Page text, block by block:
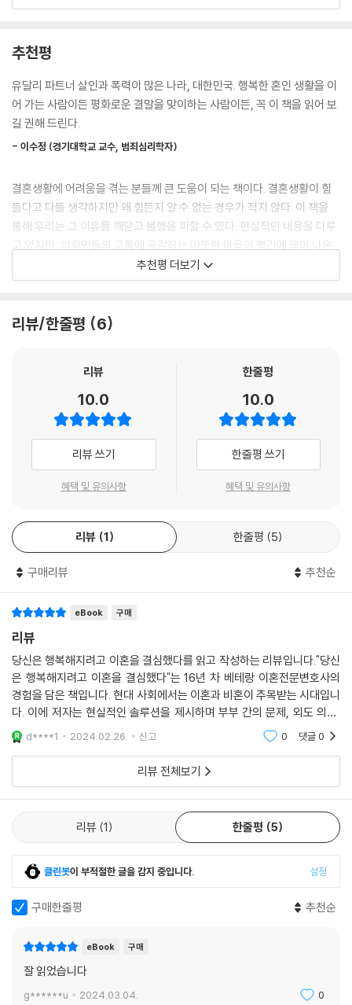
한 문제를 다른 사람에게 굳이 공개할 필요까지는 없으니 그저 뭉뚱그려
과 고통, 불행이 숨어 있을 것으로 짐작하면 됩니다.
혼인 전이나 혼인 후에도 부부간이나 가족 사이에서도 계약서나 이에 준하
는 서면을 작성하는 것은 긍정적으로 평가합니다. ‘계약’이라는 것은 일종
의 당사자 사이의 약속입니다. 약속은 반드시 지켜야 합니다. 그런데 같은
약속은 그 느낌과 효력도 다릅니다. 만약 법적 분쟁까지 가게 된다면, 말로
해서 증거가 없는 약속은 ’없는 약속’이나 마찬가지입니다. 당사자가 알고
하늘이 알아도 법정의 판사가 알지 못하는 약속은 아무 소용이 없는 것입
니다.
우자의 행동을 조사한 결과 기혼여성 반 이상이 남편의 ‘효심’을 꼽았습니
다. 무턱대고 효자를 나무라는 것은 아니고 소위 ‘리모컨 효도’를 감행하는
이래라저래라 지시하며 아내를 효도의 도구, 즉 리모컨처럼 여기는 행태를
꼬집는 표현입니다. 가령 아내를 시켜 수시로 부모의 안부를 묻게 하거나
직접 뵙고 도울 일 있으면 도우라고 지시합니다. 이처럼 직접 해야 할 도리
를 아내에게 떠넘기는 ‘리모컨 효도’는 손 안 대고 코 풀려는 심보에 지나지
--- p. 133
입니다. 특히 가정폭력은 다른 사람도 아닌 가족이 가해자와 피해자라는
측면에서 다른 일반적인 폭행보다 피해자가 느끼는 감정은 더욱 심각합니
자책감과 실망감은 평생 심각한 트라우마가 될 수 있습니다. 폭력을 행사
말을 꼭 기억해야 합니다. “꽃으로도 때리지 마라!” 아무리 힘들어도 가족
은 서로 사랑하고 이해하고 배려해야 할 존재입니다.
--- pp.199~200
“결혼은 해도 후회, 안 해도 후회.”라는 말이 있습니다. 이혼 역시 해도 후
회하고 안 해도 후회합니다. 이혼이라는 최악의 문턱에서 ‘사랑의 힘’이 작
동하지 않는다면 ‘진실의 힘’에 기대야 그나마 후회를 덜합니다.
--- p.231
양한 상황에 따른 맞춤 지식과 전략을 알아두면 최악의 경우에 처하더라도
고통과 상처를 최소화할 수 있다.
사랑과 이별에도 기술이 필요하다
이 책에서는 성격 차이, 쇼윈도 부부, 외도, 가정폭력, 고부갈등, 장서갈등
적으로 부부는 상호 존엄과 평등을 바탕으로 서로 믿고 보살피고 협조해야
하는 계약 관계이므로(헌법 제36조 1항, 민법 제826조) 일정한 요건이 갖
춰지거나 사정 변경의 이유로 해지가 가능하다. 이혼 조정과 소송, 혼인취
소와 혼인무효, 친자확인, 졸혼, 위장이혼, 재산분할과 부부공동명의, 친권
과 양육권, 자발적 미혼모, 혼인계약서와 각서 작성법 등 실질적으로 도움
이 되는 조언이 담겨 있다.
그렇다고 이 책이 딱딱한 지식과 정보만을 전하는 책은 아니다. 이혼전문
로 서는 길을 함께 고민한다는 점에서, 이 책을 읽는 것만으로도 든든한 지
원군을 얻을 수 있다. 실제로 이혼을 고민하는 사람뿐만 아니라 행복한 결
혼을 꿈꾸는 사람에게도 지혜와 위로를 전하는 책이다.
추천평
유달리 파트너 살인과 폭력이 많은 나라, 대한민국. 행복한 혼인 생활을 이
어 가는 사람이든 평화로운 결말을 맞이하는 사람이든, 꼭 이 책을 읽어 보
길 권해 드린다.
- 이수정 (경기대학교 교수, 범죄심리학자)
결혼생활에 어려움을 겪는 분들께 큰 도움이 되는 책이다. 결혼생활이 힘
들다고 다들 생각하지만 왜 힘든지 알 수 없는 경우가 적지 않다. 이 책을
통해 우리는 그 이유를 깨닫고 불행을 피할 수 있다. 현실적인 내용을 다루
고 있지만, 의뢰인들의 고통에 공감하는 따뜻한 마음이 행간에 묻어 나온
다. 그래서 더더욱 좋은 책이다.
세계적인 부부 문제 전문가 존&줄리 가트맨 박사 부부는 “부부 갈등의 원
곧 이혼은 어쩔 수 없는 숙명이 아니라 얼마든 피할 수 있는 과정이다. 이
- 구근회 (순수교육 대표, 오름교육연구소 소장)
준비되지 않은 상처투성이 이혼과 현명한 이혼은 다르다. 이 책은 현명한
이혼을 위해 무엇이 필요한지 삶의 방향까지 알려 주는 나침반과 같다. 책
주는 따뜻한 온도와 돌봄으로 가득하다!
- 이호선 (숭실사이버대학교 교수, 한국노인상담센터 센터장)
이고 솔직한 모습에 공감했다. 이 책은 꼭 필요한 이혼과 관련한 법률적 지
식은 물론 인생의 지혜도 얻을 수 있다. 독자 여러분들이 읽어 보길 적극적
으로 추천한다.
- 김복준 (한국범죄학연구소 연구위원, 중앙경찰학교 수사학과 외래교수)
추천평 더보기
리뷰/한줄평 6
리뷰
10.0
리뷰 쓰기
혜택 및 유의사항
한줄평
10.0
한줄평 쓰기
혜택 및 유의사항
리뷰 1 한줄평 5
구매리뷰 추천순
eBook 구매
리뷰
당신은 행복해지려고 이혼을 결심했다를 읽고 작성하는 리뷰입니다."당신
은 행복해지려고 이혼을 결심했다"는 16년 차 베테랑 이혼전문변호사의
경험을 담은 책입니다. 현대 사회에서는 이혼과 비혼이 주목받는 시대입니
다. 이에 저자는 현실적인 솔루션을 제시하며 부부 간의 문제, 외도 의심,
재산분할, 양육권 등 다양한 문제를 다룹니다. 이 책은 사랑의 힘이 더 이상
작동하지 않을
d****1 2024.02.26. 신고 0 댓글0
리뷰 전체보기
리뷰 1 한줄평 5
클린봇이 부적절한 글을 감지 중입니다. 설정
구매한줄평 추천순
eBook 구매
잘 읽었습니다
g******u 2024.03.04. 0